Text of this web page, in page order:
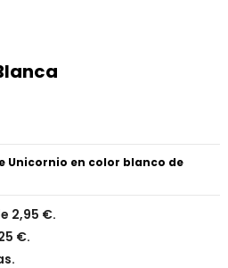
Unicornio en color blanco de
2,95 €.
€.